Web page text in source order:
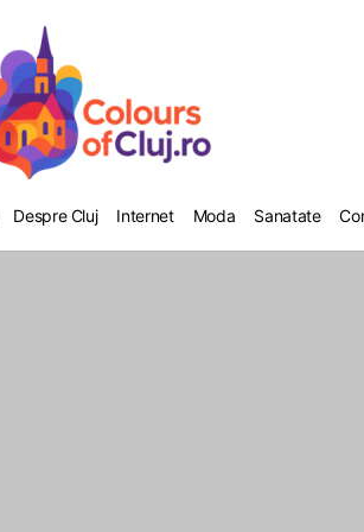
Despre Cluj Internet Moda Sanatate